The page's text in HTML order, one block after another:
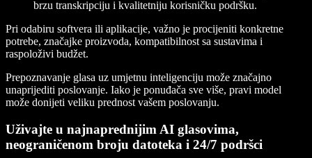
brzu transkripciju i kvalitetniju korisničku podršku.
Pri odabiru softvera ili aplikacije, važno je procijeniti konkretne
potrebe, značajke proizvoda, kompatibilnost sa sustavima i
raspoloživi budžet.
Prepoznavanje glasa uz umjetnu inteligenciju može značajno
unaprijediti poslovanje. Iako je ponuđača sve više, pravi model
može donijeti veliku prednost vašem poslovanju.
Uživajte u najnaprednijim AI glasovima,
neograničenom broju datoteka i 24/7 podršci